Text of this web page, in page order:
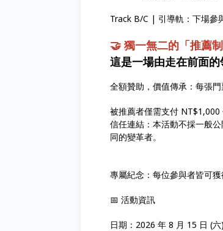
Track B/C | 引導軌：下場參
🤝 獨一無二的「推薦
這是一場由走在前面
全額贊助，價值傳承：每張門
被推薦者僅需支付 NT$1,000
信任連結：本活動不採一般
同的變革者。
專屬紀念：每位參與者皆可
📅 活動資訊
日期：2026 年 8 月 15 日 (六)